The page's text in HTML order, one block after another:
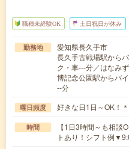
職種未経験OK 土日祝日が休み
勤務地
愛知県長久手市
長久手古戦場駅から
ク・車---分／はなみ
博記念公園駅からバ
--分
曜日頻度 好きな日1日～OK！
時間
【1日3時間～も相談
トあり！シフト例